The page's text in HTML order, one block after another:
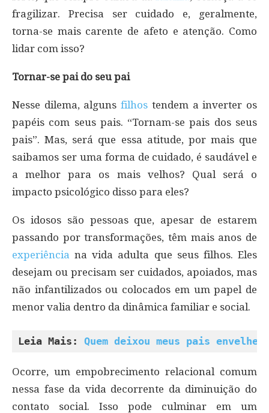
fragilizar. Precisa ser cuidado e, geralmente,
torna-se mais carente de afeto e atenção. Como
lidar com isso?
Tornar-se pai do seu pai
Nesse dilema, algunsfilhos tendem a inverter os
papéis com seus pais. “Tornam-se pais dos seus
pais”. Mas, será que essa atitude, por mais que
saibamos ser uma forma de cuidado, é saudável e
a melhor para os mais velhos? Qual será o
impacto psicológico disso para eles?
Os idosos são pessoas que, apesar de estarem
passando por transformações, têm mais anos de
experiência na vida adulta que seus filhos. Eles
desejam ou precisam ser cuidados, apoiados, mas
não infantilizados ou colocados em um papel de
menor valia dentro da dinâmica familiar e social.
Leia Mais: Quem deixou meus pais
Ocorre, um empobrecimento relacional comum
nessa fase da vida decorrente da diminuição do
contato social. Isso pode culminar em um